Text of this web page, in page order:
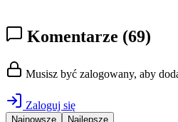
Komentarze (69)
Musisz być zalogowany, aby
Zaloguj się
Najnowsze Najlepsze